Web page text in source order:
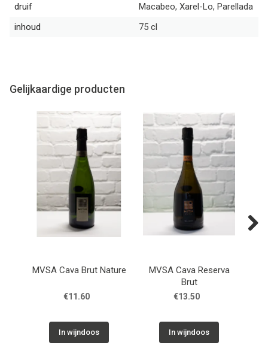
druif
Macabeo, Xarel-Lo, Parellada
inhoud
75 cl
Gelijkaardige producten
MVSA Cava Brut Nature
€11.60
In wijndoos
MVSA Cava Reserva
Brut
€13.50
In wijndoos